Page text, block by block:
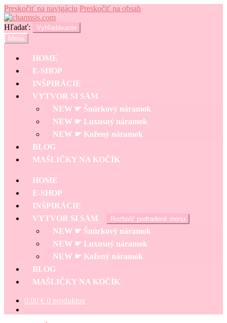
Preskočiť na navigáciu Preskočiť na obsah
Hľadať:
Vyhľadávanie
Menu
HOME
E-SHOP
INŠPIRÁCIE
VYTVOR SI SÁM
NEW ☛ Šnúrkový náramok
NEW ☛ Luxusný náramok
NEW ☛ Kožený náramok
BLOG
MAŠLIČKY NA KOČÍK
HOME
E-SHOP
INŠPIRÁCIE
VYTVOR SI SÁM
Rozbaliť podradené menu
NEW ☛ Šnúrkový náramok
NEW ☛ Luxusný náramok
NEW ☛ Kožený náramok
BLOG
MAŠLIČKY NA KOČÍK
0.00 € 0 produktov